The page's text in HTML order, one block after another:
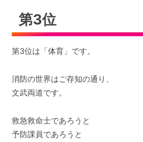
第3位
第3位は「体育」です。
消防の世界はご存知の通り、
文武両道です。
救急救命士であろうと
予防課員であろうと